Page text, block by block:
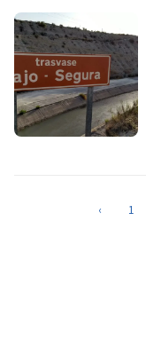
‹ 1